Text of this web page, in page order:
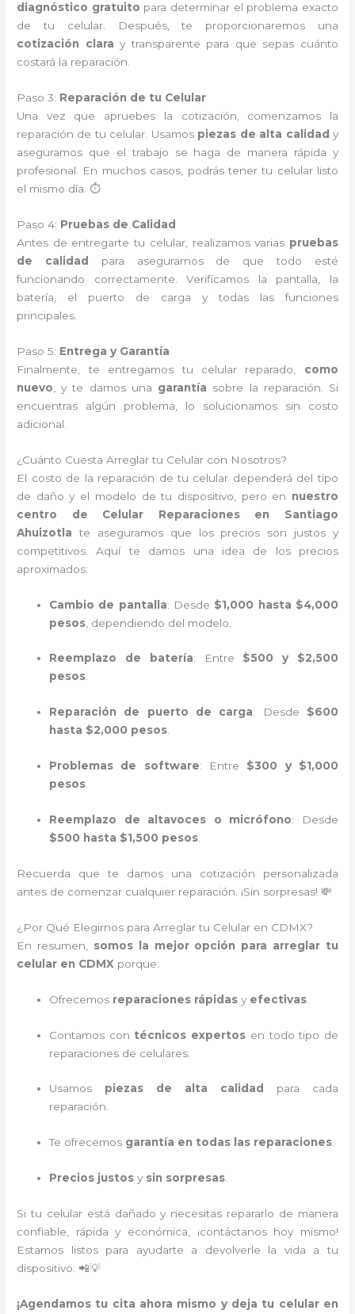
diagnóstico gratuito para determinar el problema exacto
de tu celular. Después, te proporcionaremos una
cotización clara y transparente para que sepas cuánto
costará la reparación.
Paso 3: Reparación de tu Celular
Una vez que apruebes la cotización, comenzamos la
reparación de tu celular. Usamos piezas de alta calidad y
aseguramos que el trabajo se haga de manera rápida y
profesional. En muchos casos, podrás tener tu celular listo
el mismo día. ⏱️
Paso 4: Pruebas de Calidad
Antes de entregarte tu celular, realizamos varias pruebas
de calidad
para asegurarnos de que todo esté
funcionando correctamente. Verificamos la pantalla, la
batería, el puerto de carga y todas las funciones
principales.
Paso 5: Entrega y Garantía
Finalmente, te entregamos tu celular reparado, como
nuevo , y te damos una garantía sobre la reparación. Si
encuentras algún problema, lo solucionamos sin costo
adicional.
¿Cuánto Cuesta Arreglar tu Celular con Nosotros?
El costo de la reparación de tu celular dependerá del tipo
de daño y el modelo de tu dispositivo, pero en nuestro
centro de Celular Reparaciones en Santiago
Ahuizotla te aseguramos que los precios son justos y
competitivos. Aquí te damos una idea de los precios
aproximados:
Cambio de pantalla: Desde $1,000 hasta $4,000
pesos , dependiendo del modelo.
Reemplazo de batería: Entre $500 y $2,500
pesos.
Reparación de puerto de carga: Desde $600
hasta $2,000 pesos.
Problemas de software: Entre $300 y $1,000
pesos
Reemplazo de altavoces o micrófono: Desde
$500 hasta $1,500 pesos
Recuerda que te damos una cotización personalizada
antes de comenzar cualquier reparación. ¡Sin sorpresas! 💸
¿Por Qué Elegirnos para Arreglar tu Celular en CDMX?
En resumen, somos la mejor opción para arreglar tu
celular en CDMX porque:
Ofrecemos reparaciones rápidas y efectivas
Contamos con técnicos expertos en todo tipo de
reparaciones de celulares.
Usamos piezas de alta calidad
para cada
reparación.
Te ofrecemos garantía en todas las reparaciones.
Precios justos y sin sorpresas
Si tu celular está dañado y necesitas repararlo de manera
confiable, rápida y económica, ¡contáctanos hoy mismo!
Estamos listos para ayudarte a devolverle la vida a tu
dispositivo. 📲💡
¡Agendamos tu cita ahora mismo y deja tu celular en